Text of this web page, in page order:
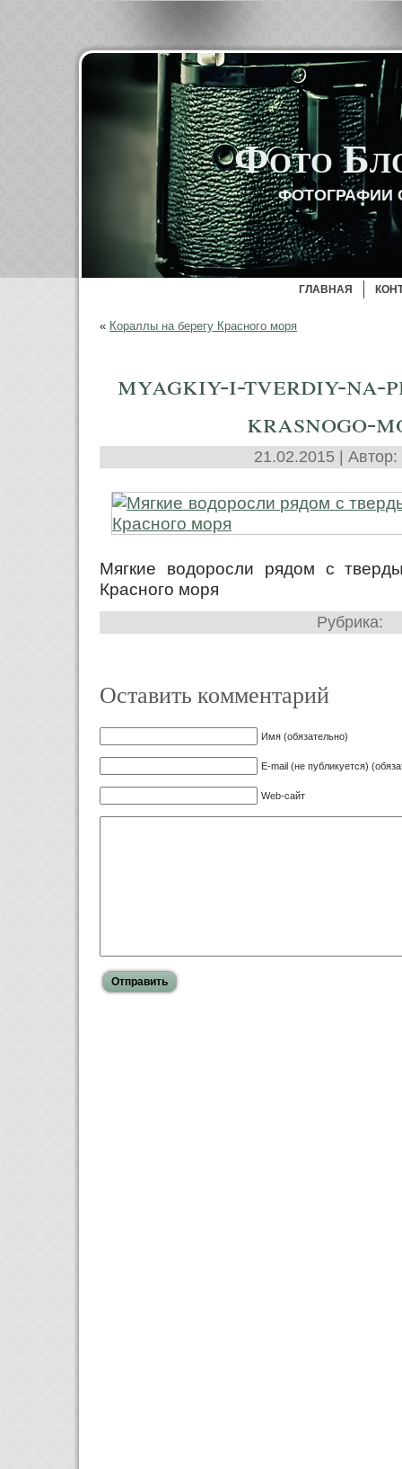
Фото
ФОТОГРАФИИ
ГЛАВНАЯ
« Кораллы на берегу Красного моря
myagkiy-i-tverdiy-na-
krasnogo-
21.02.2015 | Автор:
Мягкие водоросли рядом с
Красного моря
Рубрика:
Оставить комментарий
Имя (обязательно)
E-mail (не публикуется)
Web-сайт